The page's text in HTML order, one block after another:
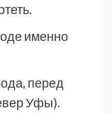
именно
перед
Уфы).